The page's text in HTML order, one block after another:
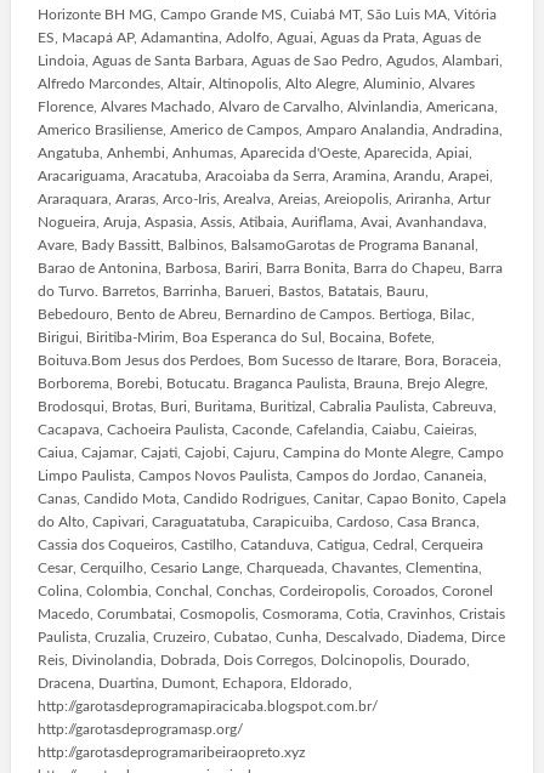
Horizonte BH MG, Campo Grande MS, Cuiabá MT, São Luis MA, Vitória
ES, Macapá AP, Adamantina, Adolfo, Aguai, Aguas da Prata, Aguas de
Lindoia, Aguas de Santa Barbara, Aguas de Sao Pedro, Agudos, Alambari,
Alfredo Marcondes, Altair, Altinopolis, Alto Alegre, Aluminio, Alvares
Florence, Alvares Machado, Alvaro de Carvalho, Alvinlandia, Americana,
Americo Brasiliense, Americo de Campos, Amparo Analandia, Andradina,
Angatuba, Anhembi, Anhumas, Aparecida d'Oeste, Aparecida, Apiai,
Aracariguama, Aracatuba, Aracoiaba da Serra, Aramina, Arandu, Arapei,
Araraquara, Araras, Arco-Iris, Arealva, Areias, Areiopolis, Ariranha, Artur
Nogueira, Aruja, Aspasia, Assis, Atibaia, Auriflama, Avai, Avanhandava,
Avare, Bady Bassitt, Balbinos, BalsamoGarotas de Programa Bananal,
Barao de Antonina, Barbosa, Bariri, Barra Bonita, Barra do Chapeu, Barra
do Turvo. Barretos, Barrinha, Barueri, Bastos, Batatais, Bauru,
Bebedouro, Bento de Abreu, Bernardino de Campos. Bertioga, Bilac,
Birigui, Biritiba-Mirim, Boa Esperanca do Sul, Bocaina, Bofete,
Boituva.Bom Jesus dos Perdoes, Bom Sucesso de Itarare, Bora, Boraceia,
Borborema, Borebi, Botucatu. Braganca Paulista, Brauna, Brejo Alegre,
Brodosqui, Brotas, Buri, Buritama, Buritizal, Cabralia Paulista, Cabreuva,
Cacapava, Cachoeira Paulista, Caconde, Cafelandia, Caiabu, Caieiras,
Caiua, Cajamar, Cajati, Cajobi, Cajuru, Campina do Monte Alegre, Campo
Limpo Paulista, Campos Novos Paulista, Campos do Jordao, Cananeia,
Canas, Candido Mota, Candido Rodrigues, Canitar, Capao Bonito, Capela
do Alto, Capivari, Caraguatatuba, Carapicuiba, Cardoso, Casa Branca,
Cassia dos Coqueiros, Castilho, Catanduva, Catigua, Cedral, Cerqueira
Cesar, Cerquilho, Cesario Lange, Charqueada, Chavantes, Clementina,
Colina, Colombia, Conchal, Conchas, Cordeiropolis, Coroados, Coronel
Macedo, Corumbatai, Cosmopolis, Cosmorama, Cotia, Cravinhos, Cristais
Paulista, Cruzalia, Cruzeiro, Cubatao, Cunha, Descalvado, Diadema, Dirce
Reis, Divinolandia, Dobrada, Dois Corregos, Dolcinopolis, Dourado,
Dracena, Duartina, Dumont, Echapora, Eldorado,
http://garotasdeprogramapiracicaba.blogspot.com.br/
http://garotasdeprogramasp.org/
http://garotasdeprogramaribeiraopreto.xyz